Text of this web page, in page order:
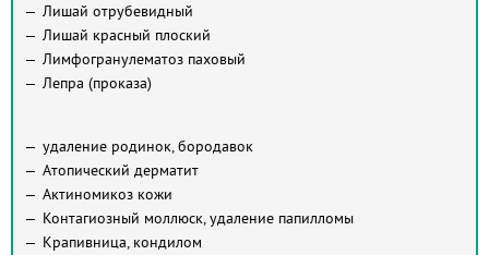
Лишай отрубевидный
Лишай красный плоский
Лимфогранулематоз паховый
Лепра (проказа)
удаление родинок, бородавок
Атопический дерматит
Актиномикоз кожи
Контагиозный моллюск, удаление папилломы
Крапивница, кондилом